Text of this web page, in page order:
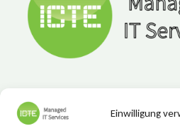
Einwilligung